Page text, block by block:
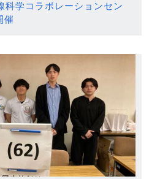
科学コラボレーションセン
催